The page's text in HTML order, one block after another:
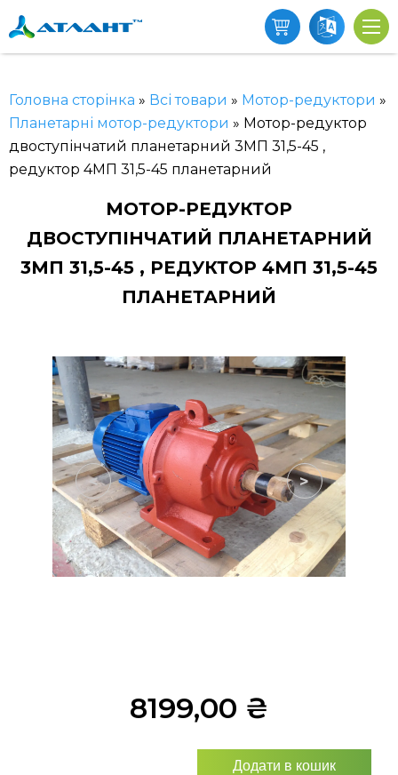
Головна сторінка » Всі товари » Мотор-редуктори »
Планетарні мотор-редуктори » Мотор-редуктор
двоступінчатий планетарний 3МП 31,5-45 ,
редуктор 4МП 31,5-45 планетарний
МОТОР-РЕДУКТОР
ДВОСТУПІНЧАТИЙ ПЛАНЕТАРНИЙ
3МП 31,5-45 , РЕДУКТОР 4МП 31,5-45
ПЛАНЕТАРНИЙ
< >
8199,00 ₴
Додати в кошик